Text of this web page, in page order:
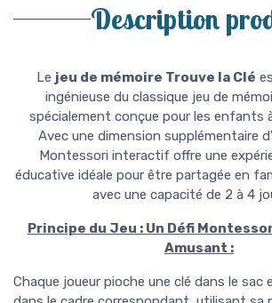
Description
Le jeu de mémoire Trouve la Clé
ingénieuse du classique jeu de
spécialement conçue pour les enfants
Avec une dimension supplémentaire
Montessori interactif offre une
éducative idéale pour être partagée en
avec une capacité de 2 à 4
Principe du Jeu : Un Défi
Amusant :
Chaque joueur pioche une clé dans le sac